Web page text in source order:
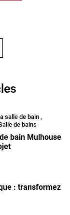
salle de bain ,
de bains
bain Mulhouse
: transformez